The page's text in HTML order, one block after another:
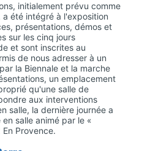
initialement prévu comme
été intégré à l'exposition
présentations, démos et
sur les cinq jours
et sont inscrites au
de nous adresser à un
la Biennale et la marche
un emplacement
qu'une salle de
aux interventions
salle, la dernière journée a
salle animé par le «
Provence.